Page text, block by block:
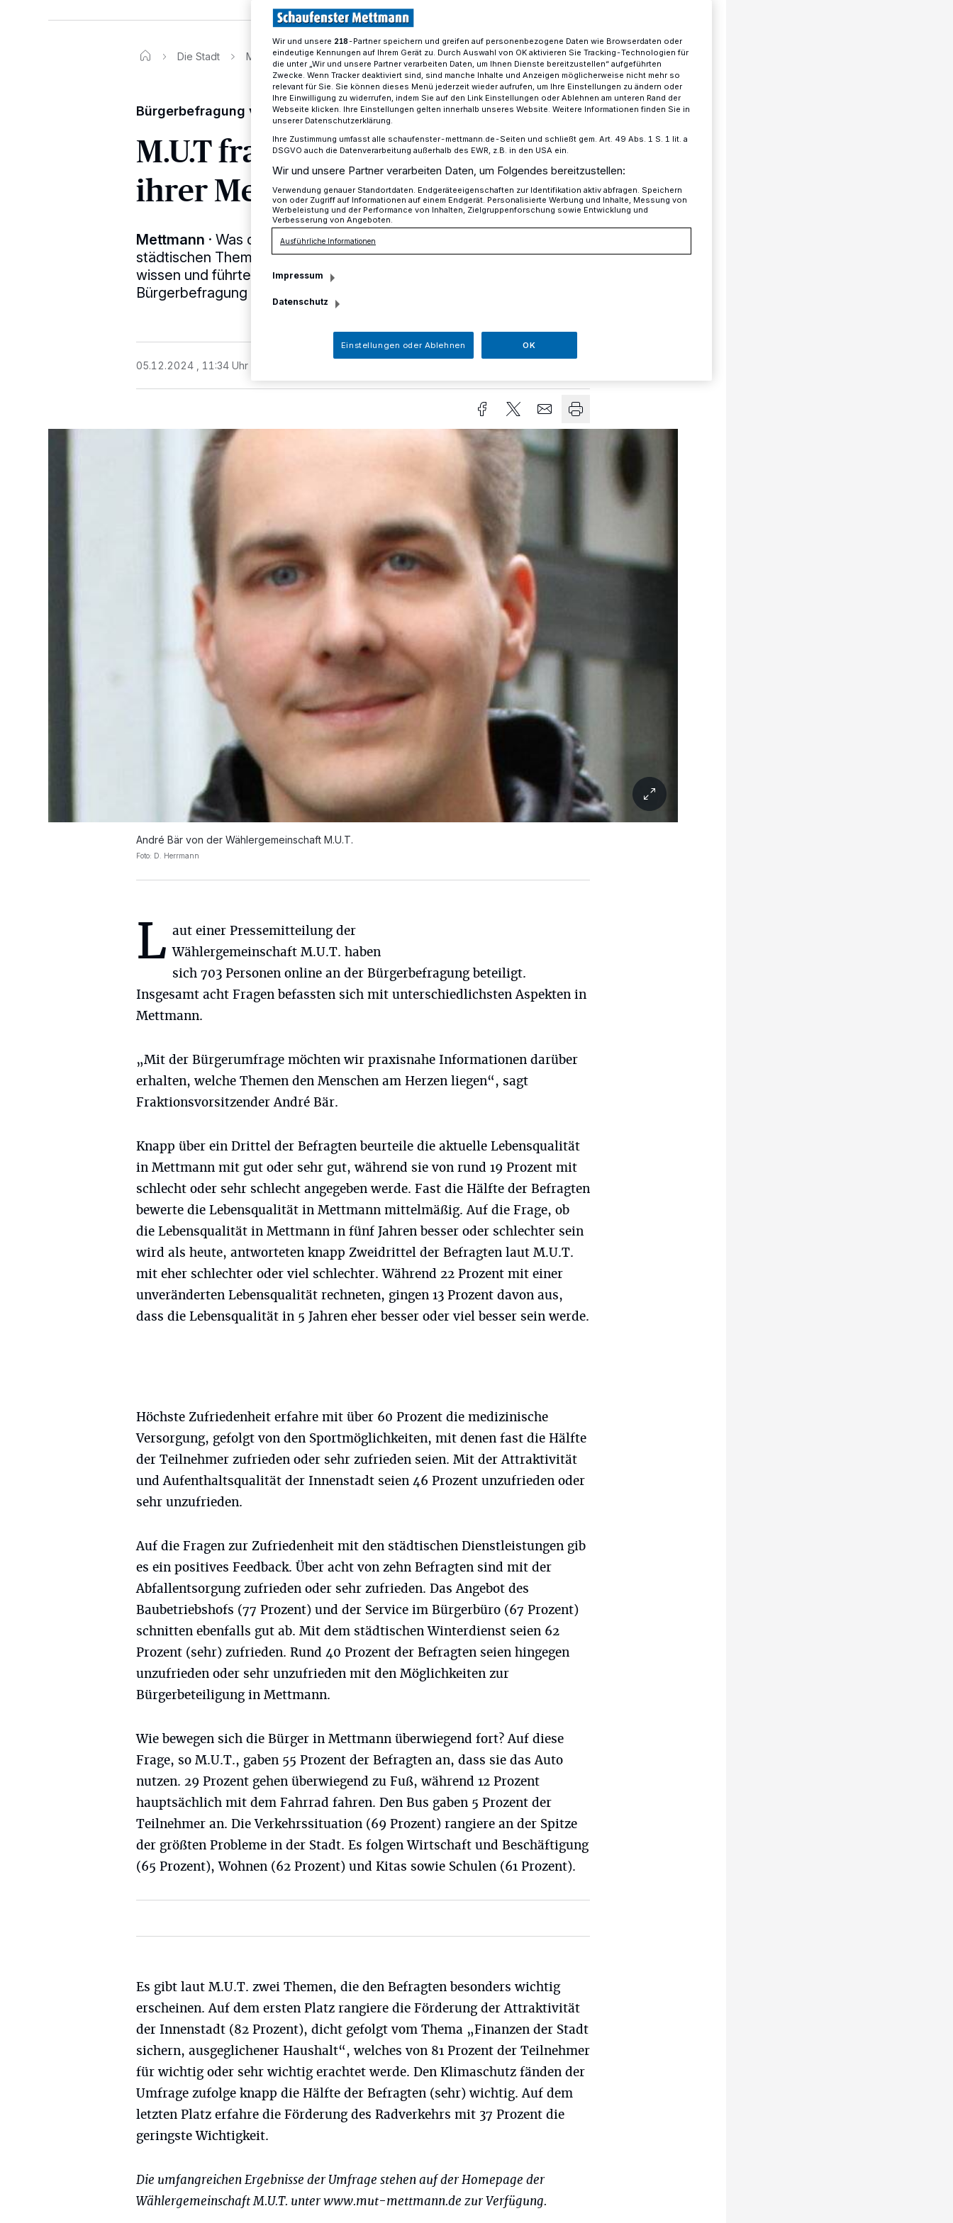
Die Stadt M.U.T fragte Menschen nach ihrer Meinung
Bürgerbefragung vom 3. bis zum 24. November
M.U.T fragte Menschen nach
ihrer Meinung
Mettmann · Was denken die Menschen in Mettmann zu wichtigen
städtischen Themen? Das wollte die Wählergemeinschaft M.U.T.
wissen und führte vom 3. November bis zum 24. November eine
Bürgerbefragung durch.
05.12.2024 , 11:34 Uhr
André Bär von der Wählergemeinschaft M.U.T.
Foto: D. Herrmann
L aut einer Pressemitteilung der
Wählergemeinschaft M.U.T. haben
sich 703 Personen online an der Bürgerbefragung beteiligt.
Insgesamt acht Fragen befassten sich mit unterschiedlichsten Aspekten in
Mettmann.
„Mit der Bürgerumfrage möchten wir praxisnahe Informationen darüber
erhalten, welche Themen den Menschen am Herzen liegen“, sagt
Fraktionsvorsitzender André Bär.
Knapp über ein Drittel der Befragten beurteile die aktuelle Lebensqualität
in Mettmann mit gut oder sehr gut, während sie von rund 19 Prozent mit
schlecht oder sehr schlecht angegeben werde. Fast die Hälfte der Befragten
bewerte die Lebensqualität in Mettmann mittelmäßig. Auf die Frage, ob
die Lebensqualität in Mettmann in fünf Jahren besser oder schlechter sein
wird als heute, antworteten knapp Zweidrittel der Befragten laut M.U.T.
mit eher schlechter oder viel schlechter. Während 22 Prozent mit einer
unveränderten Lebensqualität rechneten, gingen 13 Prozent davon aus,
dass die Lebensqualität in 5 Jahren eher besser oder viel besser sein werde.
Höchste Zufriedenheit erfahre mit über 60 Prozent die medizinische
Versorgung, gefolgt von den Sportmöglichkeiten, mit denen fast die Hälfte
der Teilnehmer zufrieden oder sehr zufrieden seien. Mit der Attraktivität
und Aufenthaltsqualität der Innenstadt seien 46 Prozent unzufrieden oder
sehr unzufrieden.
Auf die Fragen zur Zufriedenheit mit den städtischen Dienstleistungen gib
es ein positives Feedback. Über acht von zehn Befragten sind mit der
Abfallentsorgung zufrieden oder sehr zufrieden. Das Angebot des
Baubetriebshofs (77 Prozent) und der Service im Bürgerbüro (67 Prozent)
schnitten ebenfalls gut ab. Mit dem städtischen Winterdienst seien 62
Prozent (sehr) zufrieden. Rund 40 Prozent der Befragten seien hingegen
unzufrieden oder sehr unzufrieden mit den Möglichkeiten zur
Bürgerbeteiligung in Mettmann.
Wie bewegen sich die Bürger in Mettmann überwiegend fort? Auf diese
Frage, so M.U.T., gaben 55 Prozent der Befragten an, dass sie das Auto
nutzen. 29 Prozent gehen überwiegend zu Fuß, während 12 Prozent
hauptsächlich mit dem Fahrrad fahren. Den Bus gaben 5 Prozent der
Teilnehmer an. Die Verkehrssituation (69 Prozent) rangiere an der Spitze
der größten Probleme in der Stadt. Es folgen Wirtschaft und Beschäftigung
(65 Prozent), Wohnen (62 Prozent) und Kitas sowie Schulen (61 Prozent).
Es gibt laut M.U.T. zwei Themen, die den Befragten besonders wichtig
erscheinen. Auf dem ersten Platz rangiere die Förderung der Attraktivität
der Innenstadt (82 Prozent), dicht gefolgt vom Thema „Finanzen der Stadt
sichern, ausgeglichener Haushalt“, welches von 81 Prozent der Teilnehmer
für wichtig oder sehr wichtig erachtet werde. Den Klimaschutz fänden der
Umfrage zufolge knapp die Hälfte der Befragten (sehr) wichtig. Auf dem
letzten Platz erfahre die Förderung des Radverkehrs mit 37 Prozent die
geringste Wichtigkeit.
Die umfangreichen Ergebnisse der Umfrage stehen auf der Homepage der
Wählergemeinschaft M.U.T. unter www.mut-mettmann.de zur Verfügung.
Wir und unsere 218-Partner speichern und greifen auf personenbezogene Daten wie Browserdaten oder
eindeutige Kennungen auf Ihrem Gerät zu. Durch Auswahl von OK aktivieren Sie Tracking-Technologien für
die unter „Wir und unsere Partner verarbeiten Daten, um Ihnen Dienste bereitzustellen“ aufgeführten
Zwecke. Wenn Tracker deaktiviert sind, sind manche Inhalte und Anzeigen möglicherweise nicht mehr so
relevant für Sie. Sie können dieses Menü jederzeit wieder aufrufen, um Ihre Einstellungen zu ändern oder
Ihre Einwilligung zu widerrufen, indem Sie auf den Link Einstellungen oder Ablehnen am unteren Rand der
Webseite klicken. Ihre Einstellungen gelten innerhalb unseres Website. Weitere Informationen finden Sie in
unserer Datenschutzerklärung.
Ihre Zustimmung umfasst alle schaufenster-mettmann.de-Seiten und schließt gem. Art. 49 Abs. 1 S. 1 lit. a
DSGVO auch die Datenverarbeitung außerhalb des EWR, z.B. in den USA ein.
Wir und unsere Partner verarbeiten Daten, um Folgendes bereitzustellen:
Verwendung genauer Standortdaten. Endgeräteeigenschaften zur Identifikation aktiv abfragen. Speichern
von oder Zugriff auf Informationen auf einem Endgerät. Personalisierte Werbung und Inhalte, Messung von
Werbeleistung und der Performance von Inhalten, Zielgruppenforschung sowie Entwicklung und
Verbesserung von Angeboten.
Ausführliche Informationen
Impressum
Datenschutz
Einstellungen oder Ablehnen OK